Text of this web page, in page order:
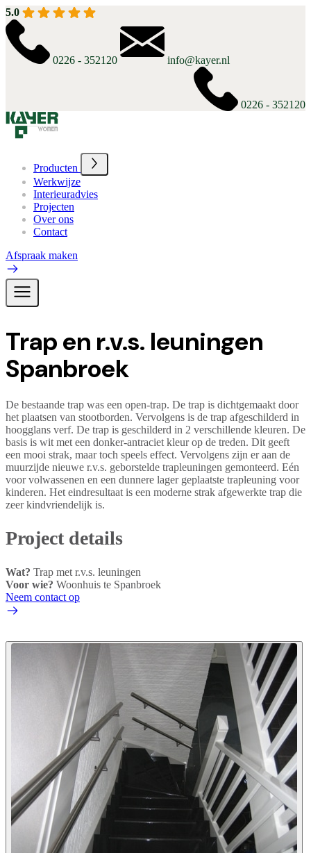
5.0
0226 - 352120 info@kayer.nl
0226 - 352120
Producten
Werkwijze
Interieuradvies
Projecten
Over ons
Contact
Afspraak maken
Trap en r.v.s. leuningen
Spanbroek
De bestaande trap was een open-trap. De trap is dichtgemaakt door
het plaatsen van stootborden. Vervolgens is de trap afgeschilderd in
hoogglans verf. De trap is geschilderd in 2 verschillende kleuren. De
basis is wit met een donker-antraciet kleur op de treden. Dit geeft
een mooi strak, maar toch speels effect. Vervolgens zijn er aan de
muurzijde nieuwe r.v.s. geborstelde trapleuningen gemonteerd. Eén
voor volwassenen en een dunnere lager geplaatste trapleuning voor
kinderen. Het eindresultaat is een moderne strak afgewerkte trap die
zeer kindvriendelijk is.
Project details
Wat? Trap met r.v.s. leuningen
Voor wie? Woonhuis te Spanbroek
Neem contact op